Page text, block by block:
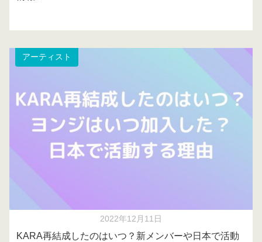
アーティスト
2022年12月11日
KARA再結成したのはいつ？新メンバーや日本で活動